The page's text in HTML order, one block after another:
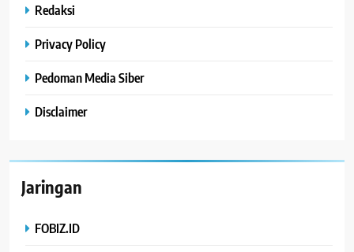
Redaksi
Privacy Policy
Pedoman Media Siber
Disclaimer
Jaringan
FOBIZ.ID